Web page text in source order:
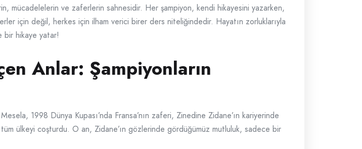
mücadelelerin ve zaferlerin sahnesidir. Her şampiyon, kendi hikayesini yazarken,
için değil, herkes için ilham verici birer ders niteliğindedir. Hayatın zorluklarıyla
bir hikaye yatar!
Anlar: Şampiyonların
1998 Dünya Kupası’nda Fransa’nın zaferi, Zinedine Zidane’ın kariyerinde
ülkeyi coşturdu. O an, Zidane’ın gözlerinde gördüğümüz mutluluk, sadece bir